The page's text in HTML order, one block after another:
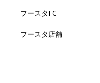
フースタFC
フースタ店舗